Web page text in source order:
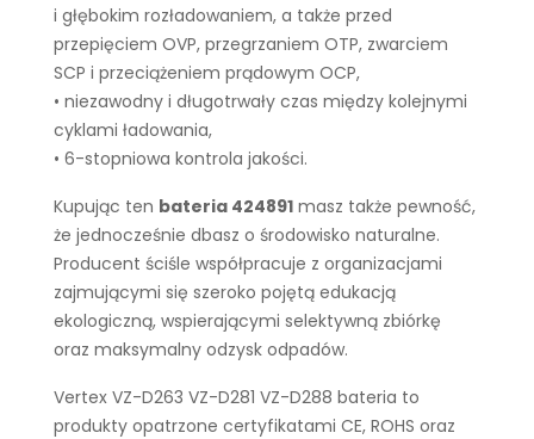
i głębokim rozładowaniem, a także przed
przepięciem OVP, przegrzaniem OTP, zwarciem
SCP i przeciążeniem prądowym OCP,
• niezawodny i długotrwały czas między kolejnymi
cyklami ładowania,
• 6-stopniowa kontrola jakości.
Kupując ten bateria 424891 masz także pewność,
że jednocześnie dbasz o środowisko naturalne.
Producent ściśle współpracuje z organizacjami
zajmującymi się szeroko pojętą edukacją
ekologiczną, wspierającymi selektywną zbiórkę
oraz maksymalny odzysk odpadów.
Vertex VZ-D263 VZ-D281 VZ-D288 bateria to
produkty opatrzone certyfikatami CE, ROHS oraz